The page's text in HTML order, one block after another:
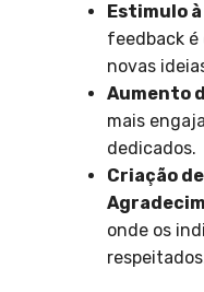
Estimulo
feedback é
novas
Aumento
mais
dedicados.
Criação
onde os